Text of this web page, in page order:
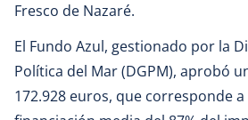
Fresco de Nazaré.
El Fundo Azul, gestionado por la
Política del Mar (DGPM), aprobó
172.928 euros, que corresponde